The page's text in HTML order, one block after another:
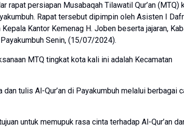
rapat persiapan Musabaqah Tilawatil Qur’an (MTQ)
Rapat tersebut dipimpin oleh Asisten I
Kantor Kemenag H. Joben beserta jajaran,
Senin, (15/07/2024).
MTQ tingkat kota kali ini adalah Kecamatan
tulis Al-Qur’an di Payakumbuh melalui berbagai
untuk memupuk rasa cinta terhadap Al-Qur’an